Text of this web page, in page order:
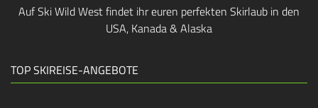
Auf Ski Wild West findet ihr euren perfekten Skirlaub in den
USA, Kanada & Alaska
TOP SKIREISE-ANGEBOTE